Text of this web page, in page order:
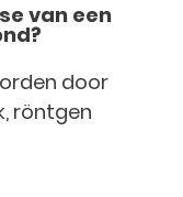
van een
door
röntgen